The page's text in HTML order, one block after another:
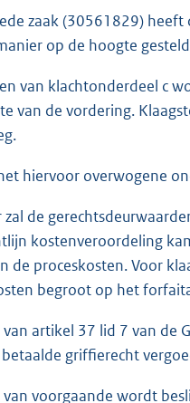
zaak (30561829) heeft
op de hoogte
van klachtonderdeel c
van de vordering.
hiervoor overwogene
zal de
kostenveroordeling
de proceskosten. Voor
begroot op het
artikel 37 lid 7 van de
griffierecht
voorgaande wordt